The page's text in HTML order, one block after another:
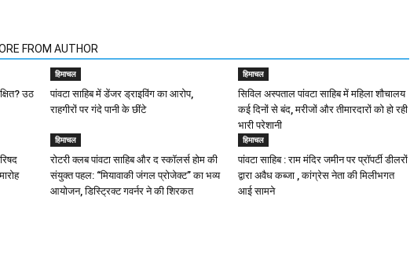
FROM AUTHOR
उठ
हिमाचल
पांवटा साहिब में डेंजर ड्राइविंग का आरोप,
राहगीरों पर गंदे पानी के छींटे
हिमाचल
सिविल अस्पताल पांवटा साहिब में महिला शौचालय
कई दिनों से बंद, मरीजों और तीमारदारों को हो रही
भारी परेशानी
हिमाचल
​रोटरी क्लब पांवटा साहिब और द स्कॉलर्स होम की
संयुक्त पहल: “मियावाकी जंगल प्रोजेक्ट” का भव्य
आयोजन, डिस्ट्रिक्ट गवर्नर ने की शिरकत
हिमाचल
पांवटा साहिब : राम मंदिर जमीन पर प्रॉपर्टी डीलरों
द्वारा अवैध कब्जा , कांग्रेस नेता की मिलीभगत
आई सामने